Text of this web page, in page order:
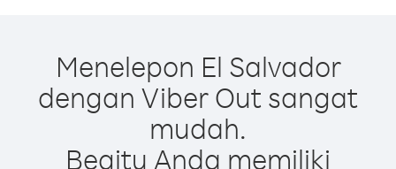
Menelepon El Salvador
dengan Viber Out sangat
mudah.
Begitu Anda memiliki